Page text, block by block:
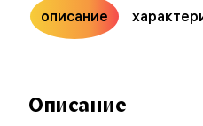
описание
Описание